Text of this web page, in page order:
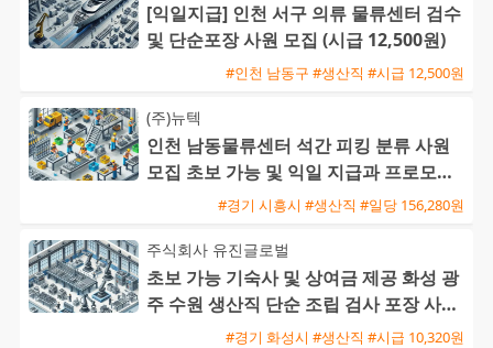
[익일지급] 인천 서구 의류 물류센터 검수
및 단순포장 사원 모집 (시급 12,500원)
#인천 남동구 #생산직 #시급 12,500원
(주)뉴텍
인천 남동물류센터 석간 피킹 분류 사원
모집 초보 가능 및 익일 지급과 프로모션
#경기 시흥시 #생산직 #일당 156,280원
주식회사 유진글로벌
초보 가능 기숙사 및 상여금 제공 화성 광
주 수원 생산직 단순 조립 검사 포장 사원
#경기 화성시 #생산직 #시급 10,320원